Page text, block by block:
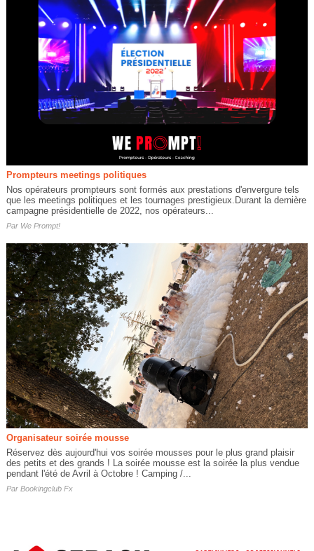
Prompteurs meetings politiques
Nos opérateurs prompteurs sont formés aux prestations d'envergure tels
que les meetings politiques et les tournages prestigieux.Durant la dernière
campagne présidentielle de 2022, nos opérateurs...
Par We Prompt!
Organisateur soirée mousse
Réservez dès aujourd'hui vos soirée mousses pour le plus grand plaisir
des petits et des grands ! La soirée mousse est la soirée la plus vendue
pendant l'été de Avril à Octobre ! Camping /...
Par Bookingclub Fx